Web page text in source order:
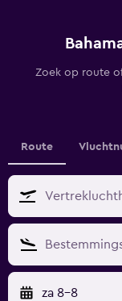
Zoek op route
Route
za 8-8